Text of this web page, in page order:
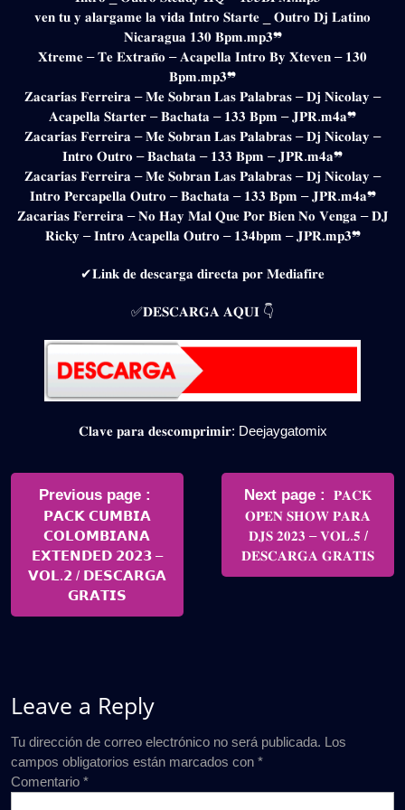
𝐯𝐞𝐧 𝐭𝐮 𝐲 𝐚𝐥𝐚𝐫𝐠𝐚𝐦𝐞 𝐥𝐚 𝐯𝐢𝐝𝐚 𝐈𝐧𝐭𝐫𝐨 𝐒𝐭𝐚𝐫𝐭𝐞 _ 𝐎𝐮𝐭𝐫𝐨 𝐃𝐣 𝐋𝐚𝐭𝐢𝐧𝐨
𝐍𝐢𝐜𝐚𝐫𝐚𝐠𝐮𝐚 𝟏𝟑𝟎 𝐁𝐩𝐦.𝐦𝐩𝟑❞
𝐗𝐭𝐫𝐞𝐦𝐞 – 𝐓𝐞 𝐄𝐱𝐭𝐫𝐚𝐧̃𝐨 – 𝐀𝐜𝐚𝐩𝐞𝐥𝐥𝐚 𝐈𝐧𝐭𝐫𝐨 𝐁𝐲 𝐗𝐭𝐞𝐯𝐞𝐧 – 𝟏𝟑𝟎
𝐁𝐩𝐦.𝐦𝐩𝟑❞
𝐙𝐚𝐜𝐚𝐫𝐢́𝐚𝐬 𝐅𝐞𝐫𝐫𝐞𝐢𝐫𝐚 – 𝐌𝐞 𝐒𝐨𝐛𝐫𝐚𝐧 𝐋𝐚𝐬 𝐏𝐚𝐥𝐚𝐛𝐫𝐚𝐬 – 𝐃𝐣 𝐍𝐢𝐜𝐨𝐥𝐚𝐲 –
𝐀𝐜𝐚𝐩𝐞𝐥𝐥𝐚 𝐒𝐭𝐚𝐫𝐭𝐞𝐫 – 𝐁𝐚𝐜𝐡𝐚𝐭𝐚 – 𝟏𝟑𝟑 𝐁𝐩𝐦 – 𝐉𝐏𝐑.𝐦𝟒𝐚❞
𝐙𝐚𝐜𝐚𝐫𝐢́𝐚𝐬 𝐅𝐞𝐫𝐫𝐞𝐢𝐫𝐚 – 𝐌𝐞 𝐒𝐨𝐛𝐫𝐚𝐧 𝐋𝐚𝐬 𝐏𝐚𝐥𝐚𝐛𝐫𝐚𝐬 – 𝐃𝐣 𝐍𝐢𝐜𝐨𝐥𝐚𝐲 –
𝐈𝐧𝐭𝐫𝐨 𝐎𝐮𝐭𝐫𝐨 – 𝐁𝐚𝐜𝐡𝐚𝐭𝐚 – 𝟏𝟑𝟑 𝐁𝐩𝐦 – 𝐉𝐏𝐑.𝐦𝟒𝐚❞
𝐙𝐚𝐜𝐚𝐫𝐢́𝐚𝐬 𝐅𝐞𝐫𝐫𝐞𝐢𝐫𝐚 – 𝐌𝐞 𝐒𝐨𝐛𝐫𝐚𝐧 𝐋𝐚𝐬 𝐏𝐚𝐥𝐚𝐛𝐫𝐚𝐬 – 𝐃𝐣 𝐍𝐢𝐜𝐨𝐥𝐚𝐲 –
𝐈𝐧𝐭𝐫𝐨 𝐏𝐞𝐫𝐜𝐚𝐩𝐞𝐥𝐥𝐚 𝐎𝐮𝐭𝐫𝐨 – 𝐁𝐚𝐜𝐡𝐚𝐭𝐚 – 𝟏𝟑𝟑 𝐁𝐩𝐦 – 𝐉𝐏𝐑.𝐦𝟒𝐚❞
𝐙𝐚𝐜𝐚𝐫𝐢𝐚𝐬 𝐅𝐞𝐫𝐫𝐞𝐢𝐫𝐚 – 𝐍𝐨 𝐇𝐚𝐲 𝐌𝐚𝐥 𝐐𝐮𝐞 𝐏𝐨𝐫 𝐁𝐢𝐞𝐧 𝐍𝐨 𝐕𝐞𝐧𝐠𝐚 – 𝐃𝐉
𝐑𝐢𝐜𝐤𝐲 – 𝐈𝐧𝐭𝐫𝐨 𝐀𝐜𝐚𝐩𝐞𝐥𝐥𝐚 𝐎𝐮𝐭𝐫𝐨 – 𝟏𝟑𝟒𝐛𝐩𝐦 – 𝐉𝐏𝐑.𝐦𝐩𝟑❞
✔𝐋𝐢𝐧𝐤 𝐝𝐞 𝐝𝐞𝐬𝐜𝐚𝐫𝐠𝐚 𝐝𝐢𝐫𝐞𝐜𝐭𝐚 𝐩𝐨𝐫 𝐌𝐞𝐝𝐢𝐚𝐟𝐢𝐫𝐞
✅𝐃𝐄𝐒𝐂𝐀𝐑𝐆𝐀 𝐀𝐐𝐔𝐈 👇
𝐂𝐥𝐚𝐯𝐞 𝐩𝐚𝐫𝐚 𝐝𝐞𝐬𝐜𝐨𝐦𝐩𝐫𝐢𝐦𝐢𝐫: Deejaygatomix
Navegación
entradas
Previous page
𝗣𝗔𝗖𝗞 𝗖𝗨𝗠𝗕𝗜𝗔
𝗖𝗢𝗟𝗢𝗠𝗕𝗜𝗔𝗡𝗔
𝗘𝗫𝗧𝗘𝗡𝗗𝗘𝗗 𝟮𝟬𝟮𝟯 –
𝗩𝗢𝗟.𝟮 / 𝗗𝗘𝗦𝗖𝗔𝗥𝗚𝗔
𝗚𝗥𝗔𝗧𝗜𝗦
Next page
Newer
Posts
𝐏𝐀𝐂𝐊
𝐎𝐏𝐄𝐍 𝐒𝐇𝐎𝐖 𝐏𝐀𝐑𝐀
𝐃𝐉𝐒 𝟐𝟎𝟐𝟑 – 𝐕𝐎𝐋.𝟓 /
𝐃𝐄𝐒𝐂𝐀𝐑𝐆𝐀 𝐆𝐑𝐀𝐓𝐈𝐒
Leave a Reply
Tu dirección de correo electrónico no será publicada. Los
campos obligatorios están marcados con *
Comentario *